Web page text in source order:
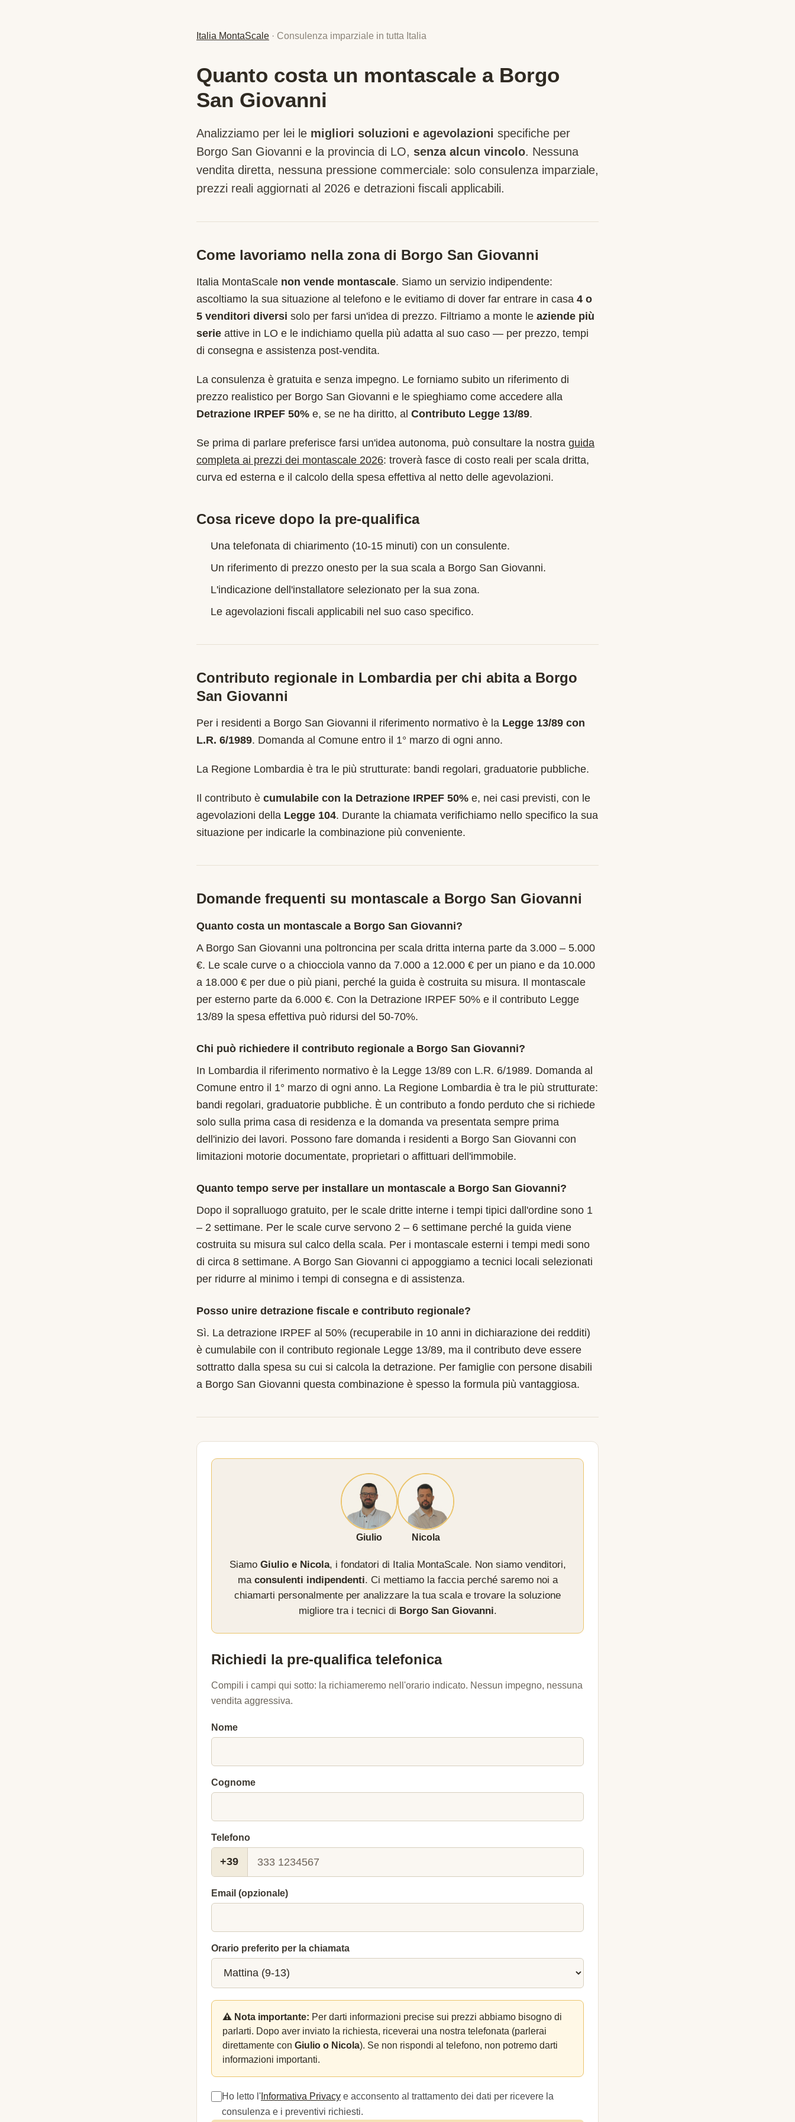
Italia MontaScale · Consulenza imparziale in tutta Italia
Quanto costa un montascale a Borgo
San Giovanni
Analizziamo per lei le migliori soluzioni e agevolazioni specifiche per
Borgo San Giovanni e la provincia di LO, senza alcun vincolo. Nessuna
vendita diretta, nessuna pressione commerciale: solo consulenza imparziale,
prezzi reali aggiornati al 2026 e detrazioni fiscali applicabili.
Come lavoriamo nella zona di Borgo San Giovanni
Italia MontaScale non vende montascale. Siamo un servizio indipendente:
ascoltiamo la sua situazione al telefono e le evitiamo di dover far entrare in casa 4 o
5 venditori diversi solo per farsi un'idea di prezzo. Filtriamo a monte le aziende più
serie attive in LO e le indichiamo quella più adatta al suo caso — per prezzo, tempi
di consegna e assistenza post-vendita.
La consulenza è gratuita e senza impegno. Le forniamo subito un riferimento di
prezzo realistico per Borgo San Giovanni e le spieghiamo come accedere alla
Detrazione IRPEF 50% e, se ne ha diritto, al Contributo Legge 13/89.
Se prima di parlare preferisce farsi un'idea autonoma, può consultare la nostra guida
completa ai prezzi dei montascale 2026: troverà fasce di costo reali per scala dritta,
curva ed esterna e il calcolo della spesa effettiva al netto delle agevolazioni.
Cosa riceve dopo la pre-qualifica
Una telefonata di chiarimento (10-15 minuti) con un consulente.
Un riferimento di prezzo onesto per la sua scala a Borgo San Giovanni.
L'indicazione dell'installatore selezionato per la sua zona.
Le agevolazioni fiscali applicabili nel suo caso specifico.
Contributo regionale in Lombardiaper chi abita a Borgo
San Giovanni
Per i residenti a Borgo San Giovanni il riferimento normativo è la Legge 13/89 con
L.R. 6/1989. Domanda al Comune entro il 1° marzo di ogni anno.
La Regione Lombardia è tra le più strutturate: bandi regolari, graduatorie pubbliche.
Il contributo è cumulabile con la Detrazione IRPEF 50% e, nei casi previsti, con le
agevolazioni della Legge 104. Durante la chiamata verifichiamo nello specifico la sua
situazione per indicarle la combinazione più conveniente.
Domande frequenti su montascale a Borgo San Giovanni
Quanto costa un montascale a Borgo San Giovanni?
A Borgo San Giovanni una poltroncina per scala dritta interna parte da 3.000 – 5.000
€. Le scale curve o a chiocciola vanno da 7.000 a 12.000 € per un piano e da 10.000
a 18.000 € per due o più piani, perché la guida è costruita su misura. Il montascale
per esterno parte da 6.000 €. Con la Detrazione IRPEF 50% e il contributo Legge
13/89 la spesa effettiva può ridursi del 50-70%.
Chi può richiedere il contributo regionale a Borgo San Giovanni?
In Lombardia il riferimento normativo è la Legge 13/89 con L.R. 6/1989. Domanda al
Comune entro il 1° marzo di ogni anno. La Regione Lombardia è tra le più strutturate:
bandi regolari, graduatorie pubbliche. È un contributo a fondo perduto che si richiede
solo sulla prima casa di residenza e la domanda va presentata sempre prima
dell'inizio dei lavori. Possono fare domanda i residenti a Borgo San Giovanni con
limitazioni motorie documentate, proprietari o affittuari dell'immobile.
Quanto tempo serve per installare un montascale a Borgo San Giovanni?
Dopo il sopralluogo gratuito, per le scale dritte interne i tempi tipici dall'ordine sono 1
– 2 settimane. Per le scale curve servono 2 – 6 settimane perché la guida viene
costruita su misura sul calco della scala. Per i montascale esterni i tempi medi sono
di circa 8 settimane. A Borgo San Giovanni ci appoggiamo a tecnici locali selezionati
per ridurre al minimo i tempi di consegna e di assistenza.
Posso unire detrazione fiscale e contributo regionale?
Sì. La detrazione IRPEF al 50% (recuperabile in 10 anni in dichiarazione dei redditi)
è cumulabile con il contributo regionale Legge 13/89, ma il contributo deve essere
sottratto dalla spesa su cui si calcola la detrazione. Per famiglie con persone disabili
a Borgo San Giovanni questa combinazione è spesso la formula più vantaggiosa.
Giulio Nicola
Siamo Giulio e Nicola, i fondatori di Italia MontaScale. Non siamo venditori,
ma consulenti indipendenti. Ci mettiamo la faccia perché saremo noi a
chiamarti personalmente per analizzare la tua scala e trovare la soluzione
migliore tra i tecnici di Borgo San Giovanni.
Richiedi la pre-qualifica telefonica
Compili i campi qui sotto: la richiameremo nell'orario indicato. Nessun impegno, nessuna
vendita aggressiva.
Nome
Cognome
Telefono
+39
Email (opzionale)
Orario preferito per la chiamata
⚠️ Nota importante: Per darti informazioni precise sui prezzi abbiamo bisogno di
parlarti. Dopo aver inviato la richiesta, riceverai una nostra telefonata (parlerai
direttamente con Giulio o Nicola). Se non rispondi al telefono, non potremo darti
informazioni importanti.
Ho letto l' Informativa Privacy e acconsento al trattamento dei dati per ricevere la
consulenza e i preventivi richiesti.